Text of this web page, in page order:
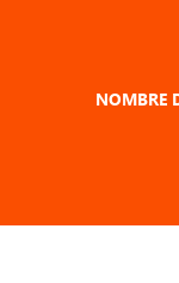
NOMBRE